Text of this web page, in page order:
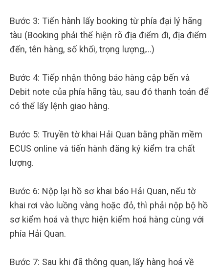
Bước 3: Tiến hành lấy booking từ phía đại lý hãng
tàu (Booking phải thể hiện rõ địa điểm đi, địa điểm
đến, tên hàng, số khối, trọng lượng,…)
Bước 4: Tiếp nhận thông báo hàng cập bến và
Debit note của phía hãng tàu, sau đó thanh toán để
có thể lấy lệnh giao hàng.
Bước 5: Truyền tờ khai Hải Quan bằng phần mềm
ECUS online và tiến hành đăng ký kiểm tra chất
lượng.
Bước 6: Nộp lại hồ sơ khai báo Hải Quan, nếu tờ
khai rơi vào luồng vàng hoặc đỏ, thì phải nộp bộ hồ
sơ kiểm hoá và thực hiện kiểm hoá hàng cùng với
phía Hải Quan.
Bước 7: Sau khi đã thông quan, lấy hàng hoá về